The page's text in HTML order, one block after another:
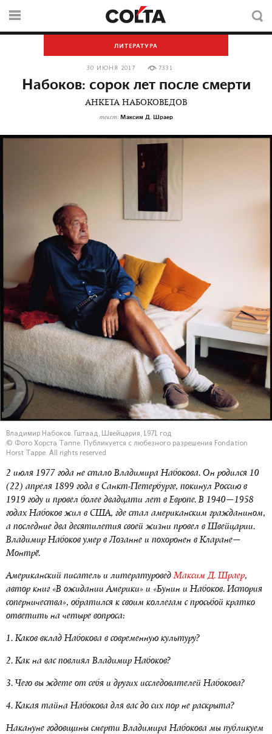
ЛИТЕРАТУРА
30 ИЮНЯ 2017 7331
Набоков: сорок лет после смерти
АНКЕТА НАБОКОВЕДОВ
текст: Максим Д. Шраер
Владимир Набоков. Гштаад, Швейцария, 1971 год
© Фото Хорста Таппе. Публикуется с любезного разрешения Fondation
Horst Tappe. All rights reserved
2 июля 1977 года не стало Владимира Набокова. Он родился 10
(22) апреля 1899 года в Санкт-Петербурге, покинул Россию в
1919 году и провел более двадцати лет в Европе. В 1940—1958
годах Набоков жил в США, где стал американским гражданином,
а последние два десятилетия своей жизни провел в Швейцарии.
Владимир Набоков умер в Лозанне и похоронен в Кларане—
Монтрё.
Американский писатель и литературоведМаксим Д. Шраер,
автор книг «В ожидании Америки» и «Бунин и Набоков. История
соперничества», обратился к своим коллегам с просьбой кратко
ответить на четыре вопроса:
1. Каков вклад Набокова в современную культуру?
2. Как на вас повлиял Владимир Набоков?
3. Чего вы ждете от себя и других исследователей Набокова?
4. Какая тайна Набокова для вас до сих пор не раскрыта?
Накануне годовщины смерти Владимира Набокова мы публикуем